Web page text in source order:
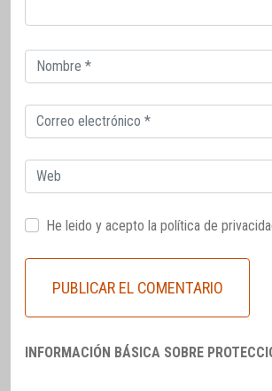
Correo
electrónico
Correo
electrónico
Web
He leido y acepto la política de
INFORMACIÓN BÁSICA SOBRE